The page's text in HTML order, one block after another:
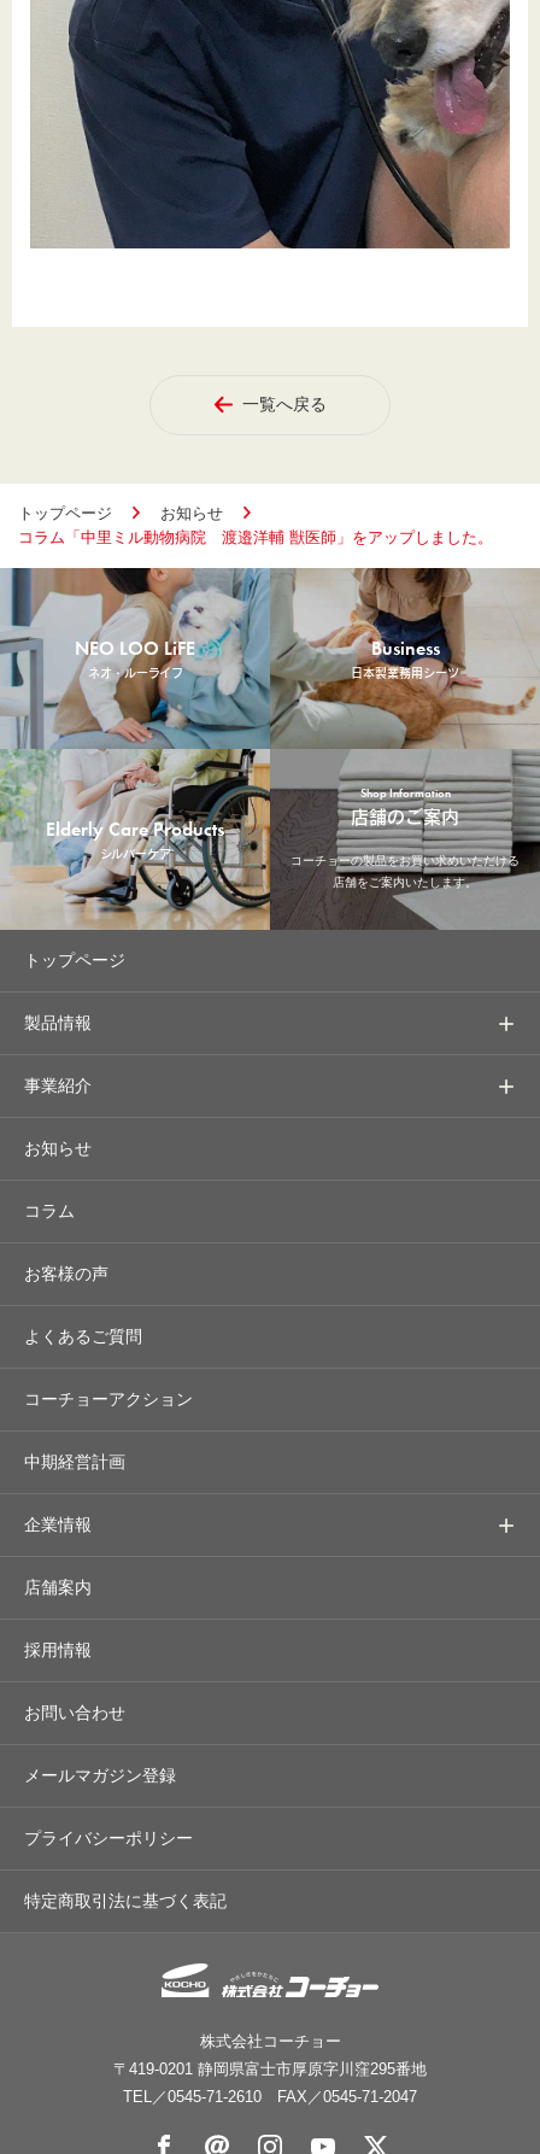
一覧へ戻る
トップページ
お知らせ
コラム「中里ミル動物病院 渡邉洋輔 獣医師」をアップしました。
NEO LOO LiFE
ネオ・ルーライフ
Business
日本製業務用シーツ
Elderly Care Products
シルバーケア
Shop Information
店舗のご案内
コーチョーの製品をお買い求めいただける
店舗をご案内いたします。
トップページ
製品情報
事業紹介
お知らせ
コラム
お客様の声
よくあるご質問
コーチョーアクション
中期経営計画
企業情報
店舗案内
採用情報
お問い合わせ
メールマガジン登録
プライバシーポリシー
特定商取引法に基づく表記
株式会社コーチョー
〒419-0201 静岡県富士市厚原字川窪295番地
TEL／0545-71-2610 FAX／0545-71-2047